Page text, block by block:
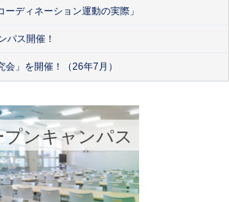
ーディネーション運動の実際」
パス開催！
会」を開催！（26年7月）
プンキャンパス